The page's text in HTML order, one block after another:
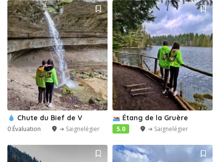
Chute du Bief de V
0 Évaluation ➔ Saignelégier
Étang de la Gruère
5.0 ➔ Saignelégier